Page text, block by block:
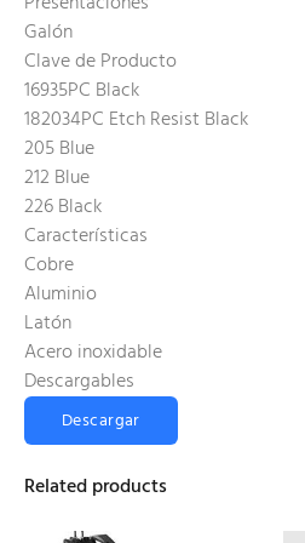
Galón
Clave de Producto
16935PC Black
182034PC Etch Resist Black
205 Blue
212 Blue
226 Black
Características
Cobre
Aluminio
Latón
Acero inoxidable
Descargables
Descargar
Related products